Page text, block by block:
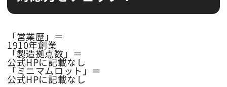
「営業歴」＝
1910年創業
「製造拠点数」＝
公式HPに記載なし
「ミニマムロット」＝
公式HPに記載なし